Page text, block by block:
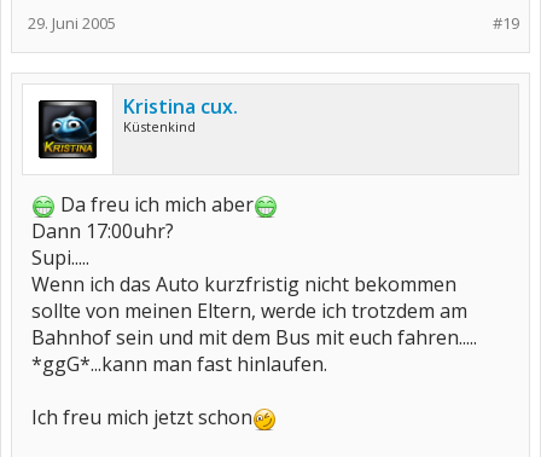
#19
29. Juni 2005
Kristina cux.
Küstenkind
Da freu ich mich aber
Dann 17:00uhr?
Supi.....
Wenn ich das Auto kurzfristig nicht bekommen
sollte von meinen Eltern, werde ich trotzdem am
Bahnhof sein und mit dem Bus mit euch fahren.....
*ggG*...kann man fast hinlaufen.
Ich freu mich jetzt schon